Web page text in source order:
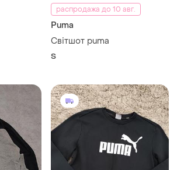
распродажа до 10 авг.
Puma
Світшот puma
S